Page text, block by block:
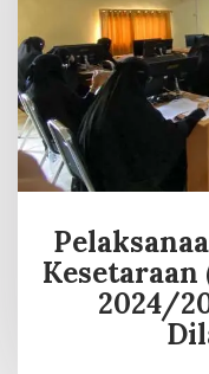
Kesetaraan
2024/